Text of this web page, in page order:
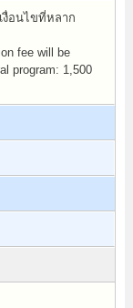
งื่อนไขที่หลาก
fee will be
program: 1,500